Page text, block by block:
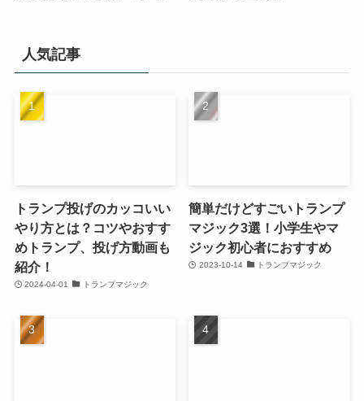
人気記事
トランプ投げのカッコいい
やり方とは？コツやおすす
めトランプ、投げ方動画も
紹介！
2024-04-01 トランプマジック
簡単だけどすごいトランプ
マジック3選！小学生やマ
ジック初心者におすすめ
2023-10-14 トランプマジック